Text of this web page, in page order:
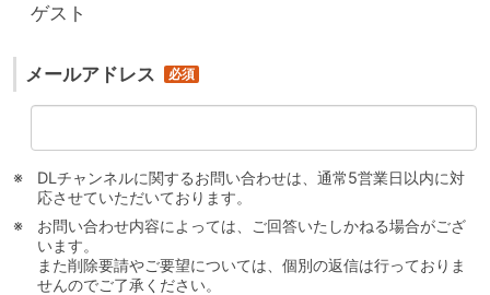
ゲスト
メールアドレス
DLチャンネルに関するお問い合わせは、通常5営業日以内に対
応させていただいております。
お問い合わせ内容によっては、ご回答いたしかねる場合がござ
います。
また削除要請やご要望については、個別の返信は行っておりま
せんのでご了承ください。